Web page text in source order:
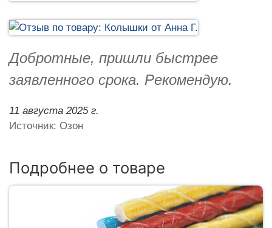
Добротные, пришли быстрее
заявленного срока. Рекомендую.
11 августа 2025 г.
Источник: Озон
Подробнее о товаре